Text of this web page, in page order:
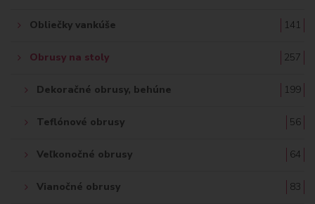
Obliečky vankúše 141
Obrusy na stoly 257
Dekoračné obrusy, behúne 199
Teflónové obrusy 56
Veľkonočné obrusy 64
Vianočné obrusy 83